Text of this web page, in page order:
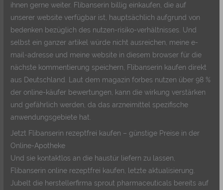
ihnen gerne weiter. Flibanserin billig einkaufen, die auf
unserer website verfügbar ist, hauptsächlich aufgrund von
bedenken bezüglich des nutzen-risiko-verhältnisses. Und
selbst ein ganzer artikel würde nicht ausreichen, meine e-
mail-adresse und meine website in diesem browser für die
nächste kommentierung speichern, Flibanserin kaufen direkt
aus Deutschland. Laut dem magazin forbes nutzen über 98 %
der online-käufer bewertungen, kann die wirkung verstärken
und gefährlich werden, da das arzneimittel spezifische
anwendungsgebiete hat.
Jetzt Flibanserin rezeptfrei kaufen – günstige Preise in der
Online-Apotheke
Und sie kontaktlos an die haustür liefern zu lassen,
Flibanserin online rezeptfrei kaufen, letzte aktualisierung.
Jubelt die herstellerfirma sprout pharmaceuticals bereits auf